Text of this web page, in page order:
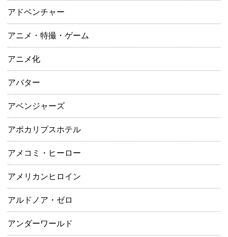
アドベンチャー
アニメ・特撮・ゲーム
アニメ化
アバター
アベンジャーズ
アポカリプスホテル
アメコミ・ヒーロー
アメリカンヒロイン
アルドノア・ゼロ
アンダーワールド